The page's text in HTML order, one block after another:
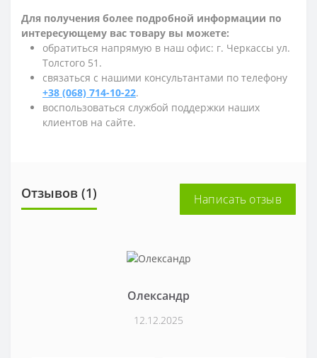
Для получения более подробной информации по
интересующему вас товару вы можете:
обратиться напрямую в наш офис: г. Черкассы ул.
Толстого 51.
связаться с нашими консультантами по телефону
+38 (068) 714-10-22.
воспользоваться службой поддержки наших
клиентов на сайте.
Отзывов (1) Написать отзыв
Олександр
12.12.2025